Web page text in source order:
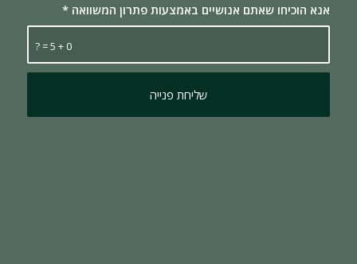
0 + 5 = ?
אנא הוכיחו שאתם אנושיים באמצעות פתרון המשוואה *